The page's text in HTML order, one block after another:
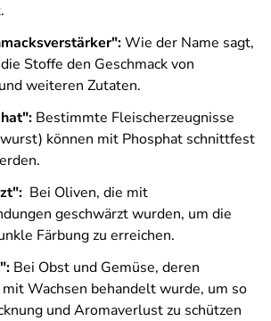
Wie der Name sagt,
Stoffe den Geschmack von
weiteren Zutaten.
Bestimmte Fleischerzeugnisse
können mit Phosphat schnittfest
Bei Oliven, die mit
geschwärzt wurden, um die
Färbung zu erreichen.
Bei Obst und Gemüse, deren
Wachsen behandelt wurde, um so
und Aromaverlust zu schützen